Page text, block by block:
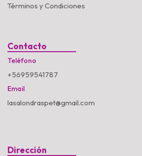
Términos y Condiciones
Contacto
Teléfono
+56959541787
Email
lasalondraspet@gmail.com
Dirección